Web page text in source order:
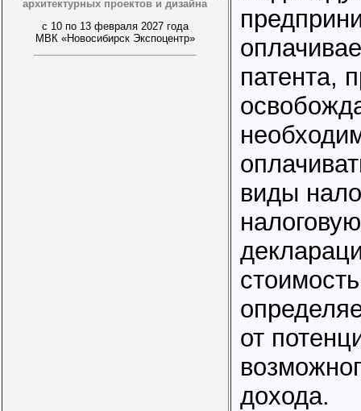
архитектурных проектов и дизайна
с 10 по 13 февраля 2027 года
МВК «Новосибирск Экспоцентр»
патента,
виды
налоговую
от
дохода.